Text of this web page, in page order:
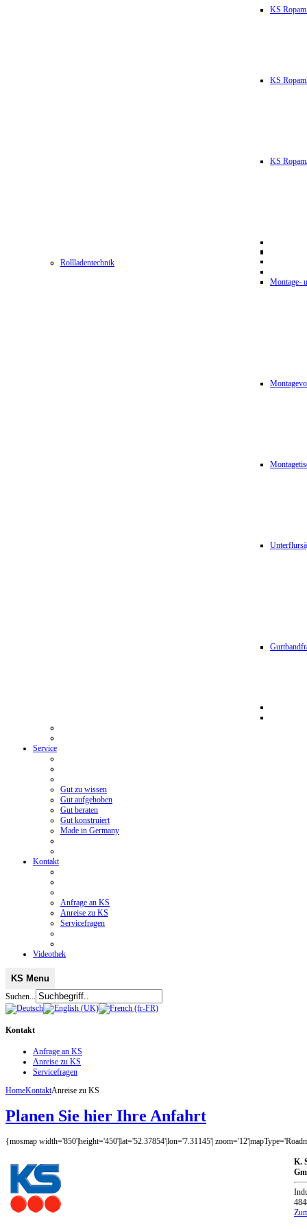
KS
KS
KS
Rollladentechnik
Montage-
Service
Gut zu wissen
Gut aufgehoben
Gut beraten
Gut konstruiert
Made in Germany
Kontakt
Anfrage an KS
Anreise zu KS
Servicefragen
Videothek
KS Menu
Suchen...
Kontakt
Anfrage an KS
Anreise zu KS
Servicefragen
HomeKontaktAnreise zu KS
Planen Sie hier Ihre Anfahrt
{mosmap width='850'|height='450'|lat='52.37854'|lon='7.31145'|
K.